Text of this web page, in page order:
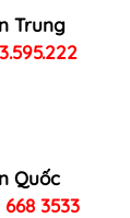
Trung
Quốc
3533